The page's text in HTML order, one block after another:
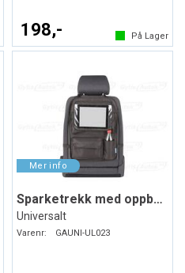
198,- På Lager
Sparketrekk med oppbevaring
Universalt
Varenr: GAUNI-UL023